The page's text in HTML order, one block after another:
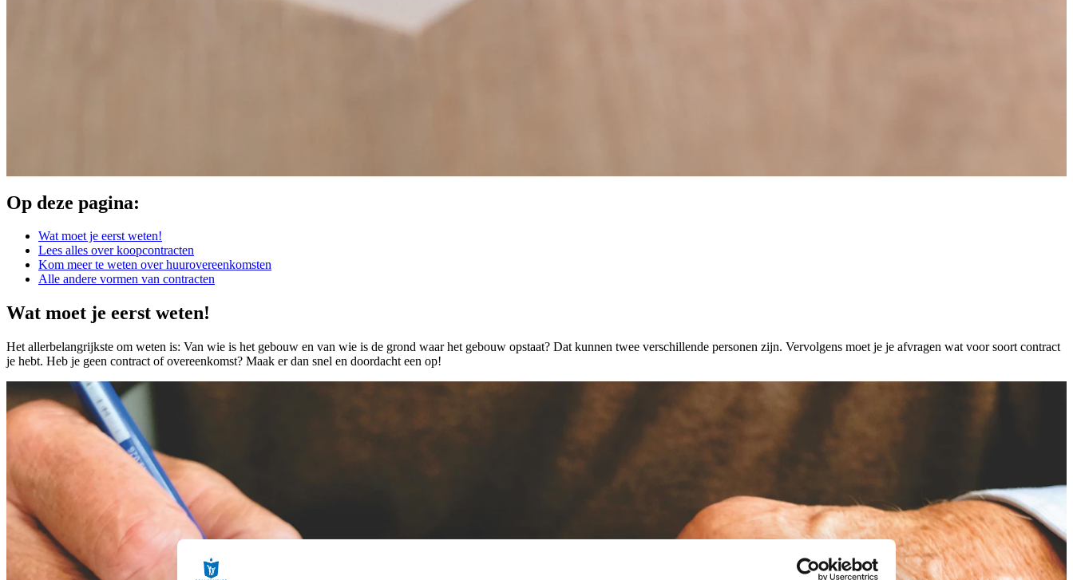
Op deze pagina:
Wat moet je eerst weten!
Lees alles over koopcontracten
Kom meer te weten over huurovereenkomsten
Alle andere vormen van contracten
Wat moet je eerst weten!
Het allerbelangrijkste om weten is: Van wie is het gebouw en van wie is de grond waar het gebouw opstaat? Dat kunnen twee verschillende personen zijn. Vervolgens moet je je afvragen wat voor soort contract
je hebt. Heb je geen contract of overeenkomst? Maak er dan snel en doordacht een op!